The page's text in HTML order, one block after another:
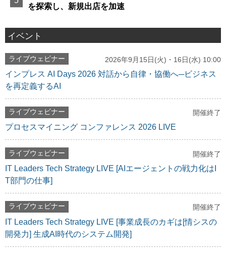
を探索し、新規出店を加速
イベント
ライブウェビナー 2026年9月15日(火)・16日(水) 10:00
インプレス AI Days 2026 対話から自律・協働へ─ビジネス
を再定義するAI
ライブウェビナー 開催終了
プロセスマイニング コンファレンス 2026 LIVE
ライブウェビナー 開催終了
IT Leaders Tech Strategy LIVE [AIエージェントの戦力化はI
T部門の仕事]
ライブウェビナー 開催終了
IT Leaders Tech Strategy LIVE [事業成長のカギは[情シスの
開発力] 生成AI時代のシステム開発]